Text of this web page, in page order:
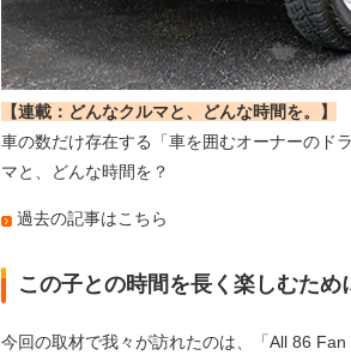
【連載：どんなクルマと、どんな時間を。】
車の数だけ存在する「車を囲むオーナーのド
マと、どんな時間を？
過去の記事はこちら
この子との時間を長く楽しむた
今回の取材で我々が訪れたのは、「All 86